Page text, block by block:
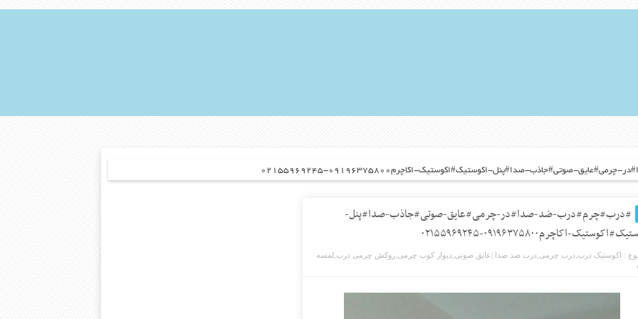
صوتی#جاذب-صدا#پنل-اکوستیک#اکوستیک-اکاچرم۰۹۱۹۶۳۷۵۸۰۰-۰۲۱۵۵۹۶۹۲۴۵
#درب#چرم#درب-ضد-صدا#در-چرمی#عایق-صوتی#جاذب-صدا#پنل-
اکاچرم۰۹۱۹۶۳۷۵۸۰۰-۰۲۱۵۵۹۶۹۲۴۵
: اکوستیک درب درب چرمی درب ضد صدا |عایق صوتی دیوار کوب چرمی ,روکش چرمی درب لمسه